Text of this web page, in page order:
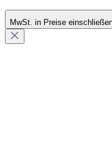
MwSt. in Preise